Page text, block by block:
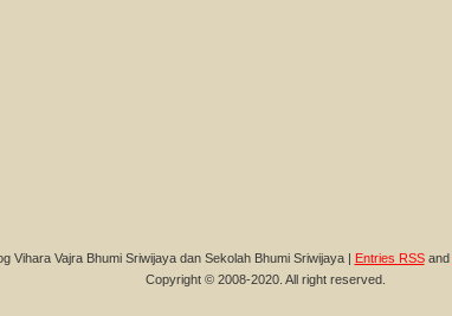
Vihara Vajra Bhumi Sriwijaya dan Sekolah Bhumi Sriwijaya | Entries RSSand
Copyright © 2008-2020. All right reserved.